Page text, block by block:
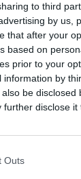
to third
by us,
that after your
based on
prior to your
by
be
further disclose it
Outs